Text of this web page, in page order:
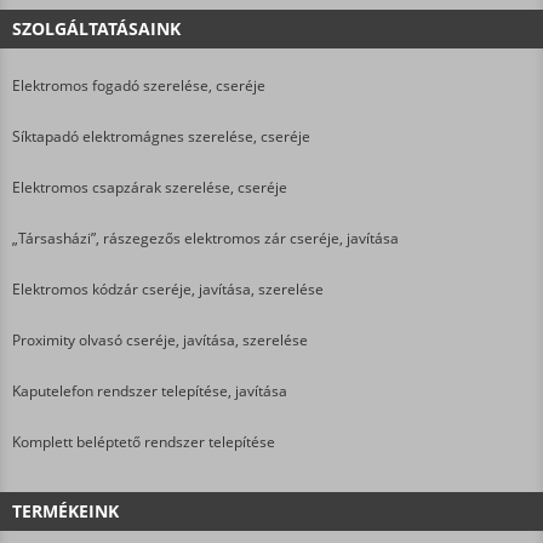
SZOLGÁLTATÁSAINK
Elektromos fogadó szerelése, cseréje
Síktapadó elektromágnes szerelése, cseréje
Elektromos csapzárak szerelése, cseréje
„Társasházi”, rászegezős elektromos zár cseréje, javítása
Elektromos kódzár cseréje, javítása, szerelése
Proximity olvasó cseréje, javítása, szerelése
Kaputelefon rendszer telepítése, javítása
Komplett beléptető rendszer telepítése
TERMÉKEINK